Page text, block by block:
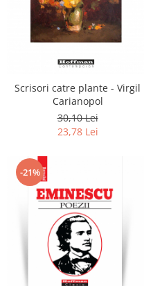
Scrisori catre plante - Virgil
Carianopol
30,10 Lei
23,78 Lei
-21%